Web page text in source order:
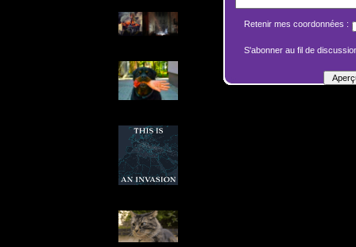
Retenir mes coordonnées :
S'abonner au fil de